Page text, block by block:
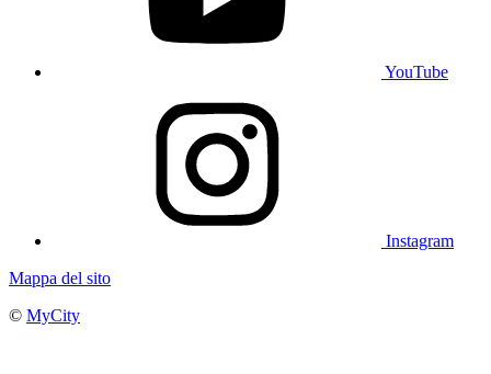
YouTube
Instagram
Mappa del sito
© MyCity